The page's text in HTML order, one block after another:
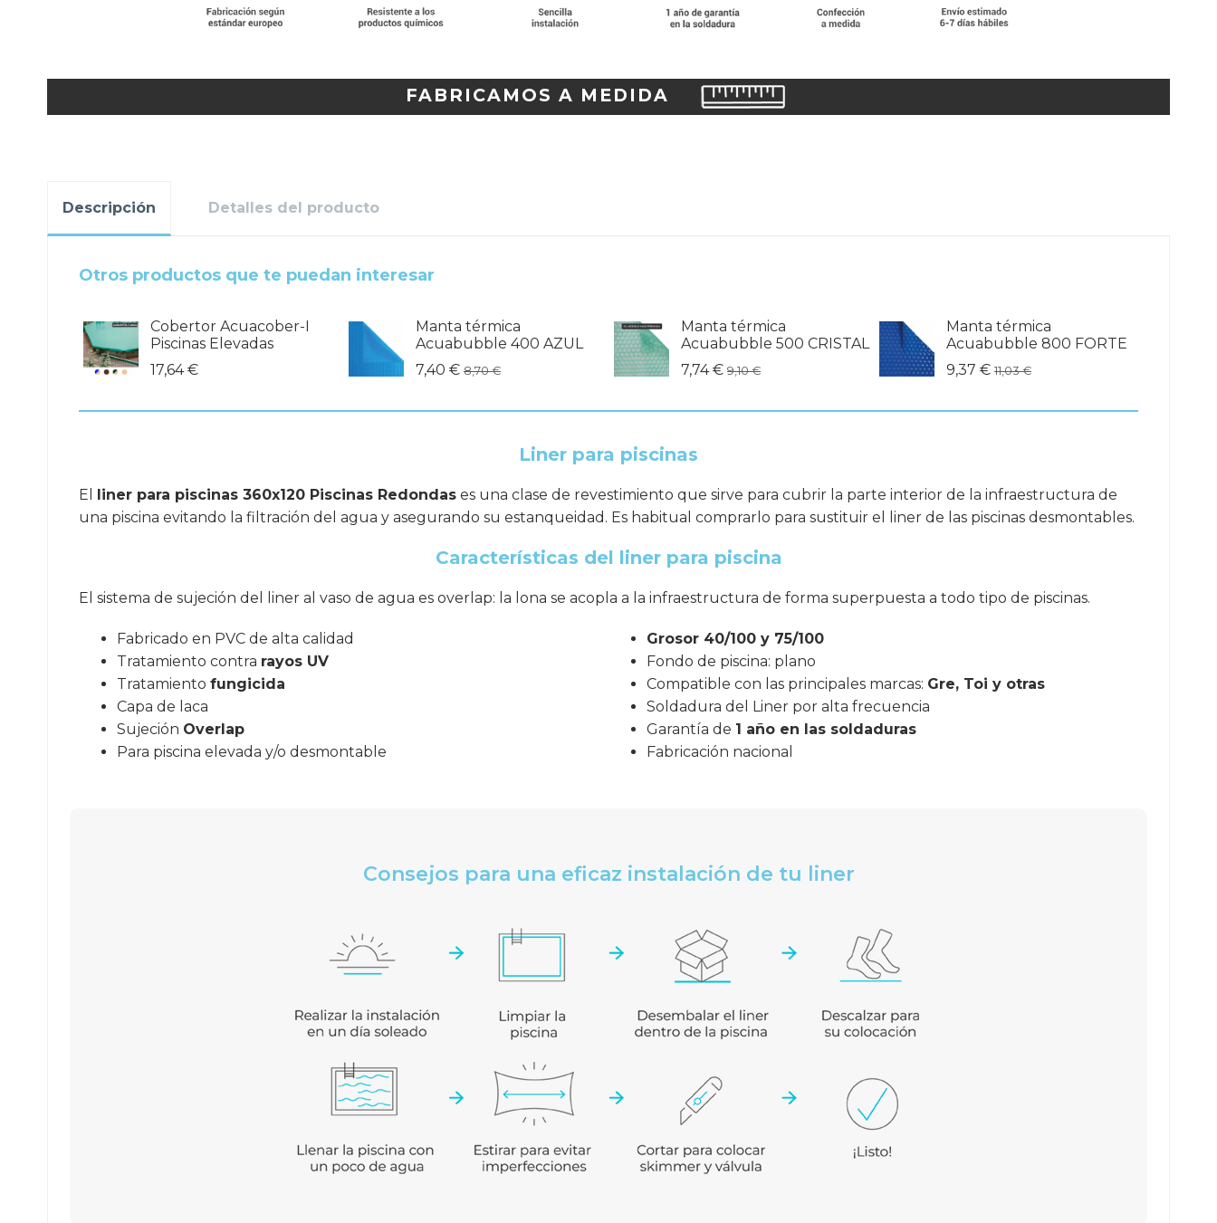
FABRICAMOS A MEDIDA
Descripción Detalles del producto
Otros productos que te puedan interesar
Cobertor Acuacober-I
Piscinas Elevadas
17,64 €
Manta térmica
Acuabubble 400 AZUL
7,40 € 8,70 €
Manta térmica
Acuabubble 500 CRISTAL
7,74 € 9,10 €
Manta térmica
Acuabubble 800 FORTE
9,37 € 11,03 €
Liner para piscinas
El liner para piscinas 360x120 Piscinas Redondas es una clase de revestimiento que sirve para cubrir la parte interior de la infraestructura de
una piscina evitando la filtración del agua y asegurando su estanqueidad. Es habitual comprarlo para sustituir el liner de las piscinas desmontables.
Características del liner para piscina
El sistema de sujeción del liner al vaso de agua es overlap: la lona se acopla a la infraestructura de forma superpuesta a todo tipo de piscinas.
Fabricado en PVC de alta calidad
Tratamiento contra rayos UV
Tratamiento fungicida
Capa de laca
Sujeción Overlap
Para piscina elevada y/o desmontable
Grosor 40/100 y 75/100
Fondo de piscina: plano
Compatible con las principales marcas: Gre, Toi y otras
Soldadura del Liner por alta frecuencia
Garantía de 1 año en las soldaduras
Fabricación nacional
Consejos para una eficaz instalación de tu liner